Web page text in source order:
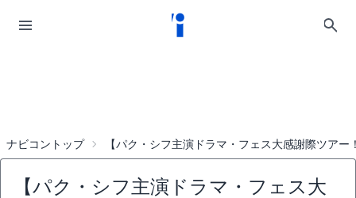
ナビコントップ 【パク・シフ主演ドラマ・フェス大感謝際ツア
【パク・シフ主演ドラマ・フェス大